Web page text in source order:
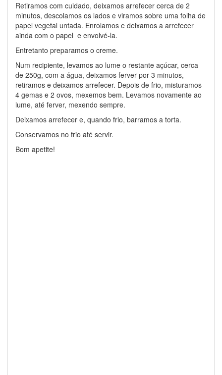
Retiramos com cuidado, deixamos arrefecer cerca de 2
minutos, descolamos os lados e viramos sobre uma folha de
papel vegetal untada. Enrolamos e deixamos a arrefecer
ainda com o papel e envolvé-la.
Entretanto preparamos o creme.
Num recipiente, levamos ao lume o restante açúcar, cerca
de 250g, com a água, deixamos ferver por 3 minutos,
retiramos e deixamos arrefecer. Depois de frio, misturamos
4 gemas e 2 ovos, mexemos bem. Levamos novamente ao
lume, até ferver, mexendo sempre.
Deixamos arrefecer e, quando frio, barramos a torta.
Conservamos no frio até servir.
Bom apetite!